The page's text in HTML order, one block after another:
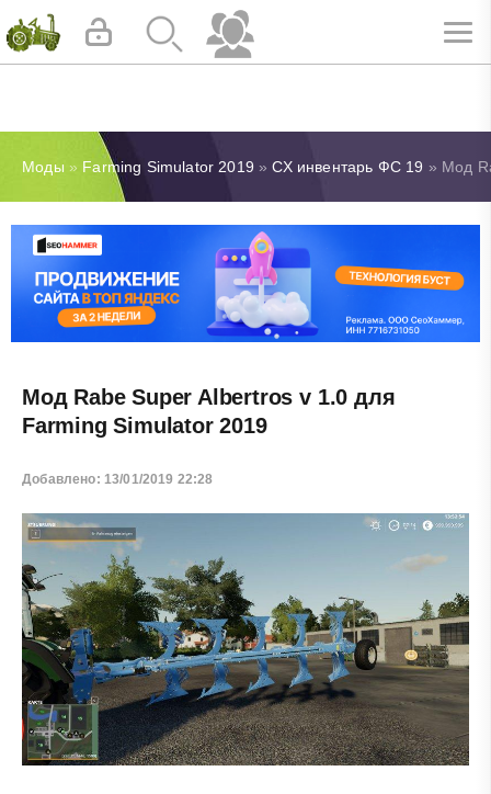
Моды » Farming Simulator 2019 »СХ инвентарь ФС 19 » Мод
Мод Rabe Super Albertros v 1.0 для
Farming Simulator 2019
Добавлено: 13/01/2019 22:28